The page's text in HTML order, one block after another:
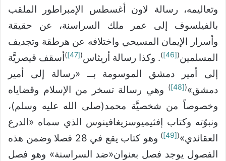
وتعاليمه، رسالة لاون أغسطس الإمبراطور الملقب
بالفيلسوف إلى عمر ملك السراسنة، عن حقيقة
وأسرار الإيمان المسيحي واختلافه عن هرطقة وتجديف
المسلمين(
[46]
). وكذا رسالة أريثاس(
[47]
)أسقف قيصريَّة
إلى أمير دمشق الموسومة بــ «رسالة إلى أمير
دمشق»(
[48]
) وهي رسالة تسخر من الإسلام وقضاياه
وخصوصاً من شخصيَّة محمد(صلى الله عليه وسلم)،
ونبوّته وكتاب إفثيميوسزيغافينوس الذي سماه «الدرع
العقائدي»(
[49]
)
وهو كتاب يقع في 28 فصلا وضمن هذه
الفصول يوجد فصل بعنوان«ضد السراسنة» وهو فصل